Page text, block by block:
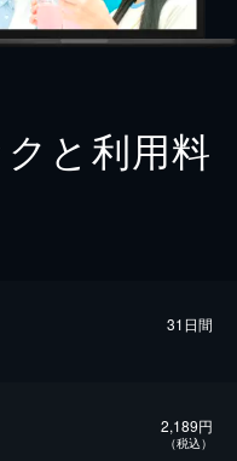
と利用料
31日間
2,189円
（税込）